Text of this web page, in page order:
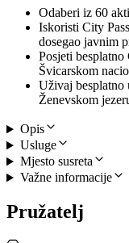
Odaberi iz 60
Iskoristi City
dosegao javnim
Posjeti
Švicarskom
Uživaj besplatno
Ženevskom
Opis
Usluge
Mjesto susreta
Važne informacije
Pružatelj